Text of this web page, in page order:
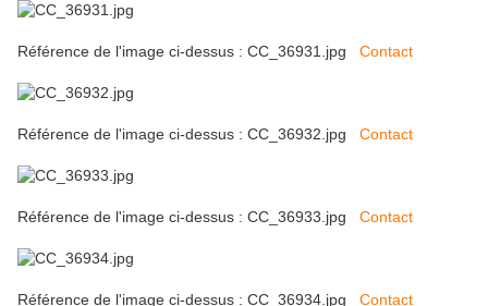
Référence de l'image ci-dessus : CC_36931.jpg Contact
Référence de l'image ci-dessus : CC_36932.jpg Contact
Référence de l'image ci-dessus : CC_36933.jpg Contact
Référence de l'image ci-dessus : CC_36934.jpg Contact